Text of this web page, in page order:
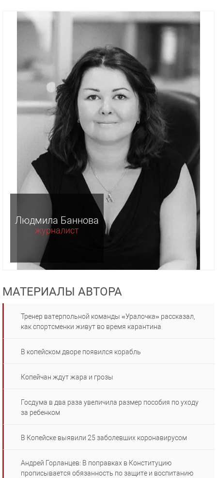
Людмила Баннова
журналист
МАТЕРИАЛЫ АВТОРА
Тренер ватерпольной команды «Уралочка» рассказал,
как спортсменки живут во время карантина
В копейском дворе появился корабль
Копейчан ждут жара и грозы
Госдума в два раза увеличила размер пособия по уходу
за ребенком
В Копейске выявили 25 заболевших коронавирусом
Андрей Горланцев: В поправках в Конституцию
прописывается обязанность по защите и воспитанию